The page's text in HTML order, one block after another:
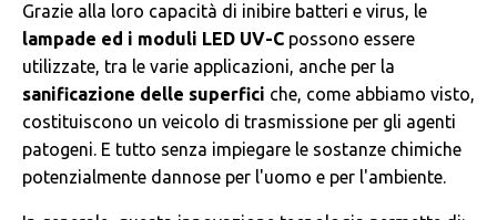
Grazie alla loro capacità di inibire batteri e virus, le
lampade ed i moduli LED UV-C possono essere
utilizzate, tra le varie applicazioni, anche per la
sanificazione delle superfici che, come abbiamo visto,
costituiscono un veicolo di trasmissione per gli agenti
patogeni. E tutto senza impiegare le sostanze chimiche
potenzialmente dannose per l'uomo e per l'ambiente.